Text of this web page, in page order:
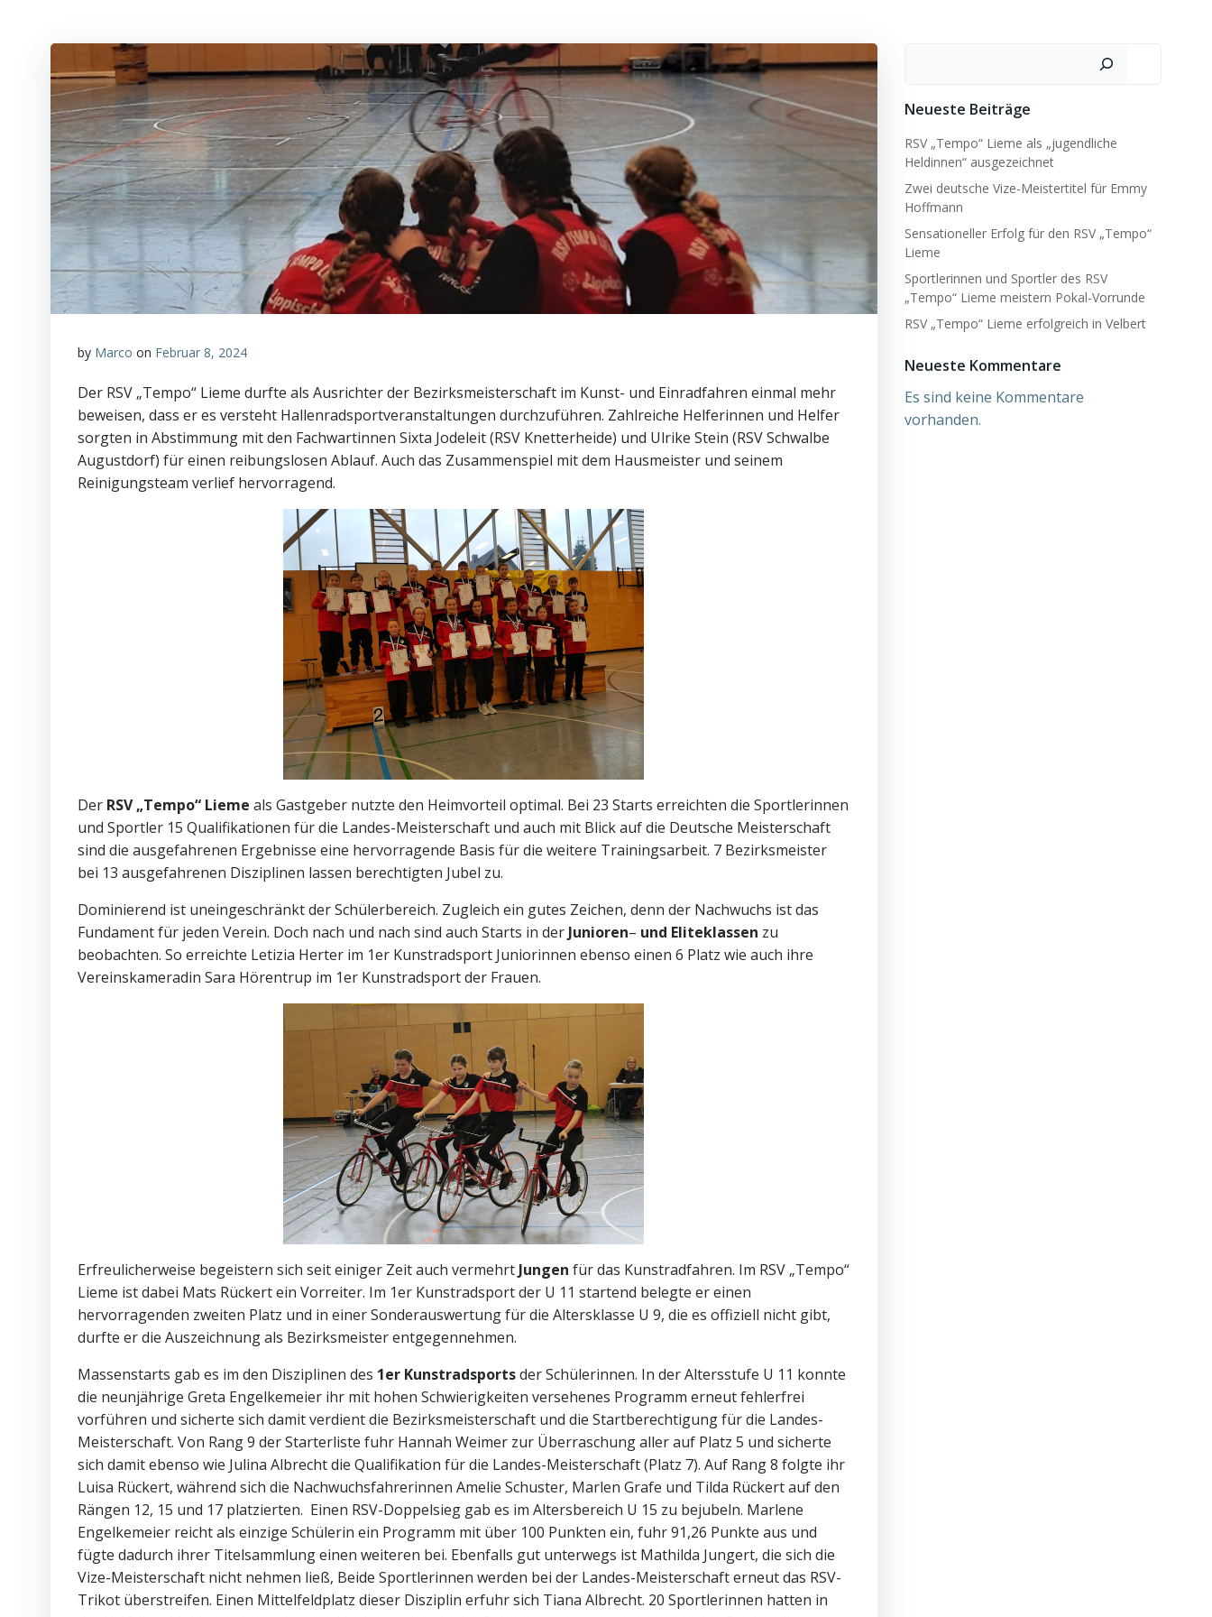
by Marco on Februar 8, 2024
Der RSV „Tempo“ Lieme durfte als Ausrichter der Bezirksmeisterschaft im Kunst- und Einradfahren einmal mehr
beweisen, dass er es versteht Hallenradsportveranstaltungen durchzuführen. Zahlreiche Helferinnen und Helfer
sorgten in Abstimmung mit den Fachwartinnen Sixta Jodeleit (RSV Knetterheide) und Ulrike Stein (RSV Schwalbe
Augustdorf) für einen reibungslosen Ablauf. Auch das Zusammenspiel mit dem Hausmeister und seinem
Reinigungsteam verlief hervorragend.
Der RSV „Tempo“ Lieme als Gastgeber nutzte den Heimvorteil optimal. Bei 23 Starts erreichten die Sportlerinnen
und Sportler 15 Qualifikationen für die Landes-Meisterschaft und auch mit Blick auf die Deutsche Meisterschaft
sind die ausgefahrenen Ergebnisse eine hervorragende Basis für die weitere Trainingsarbeit. 7 Bezirksmeister
bei 13 ausgefahrenen Disziplinen lassen berechtigten Jubel zu.
Dominierend ist uneingeschränkt der Schülerbereich. Zugleich ein gutes Zeichen, denn der Nachwuchs ist das
Fundament für jeden Verein. Doch nach und nach sind auch Starts in der Junioren– und Eliteklassen zu
beobachten. So erreichte Letizia Herter im 1er Kunstradsport Juniorinnen ebenso einen 6 Platz wie auch ihre
Vereinskameradin Sara Hörentrup im 1er Kunstradsport der Frauen.
Erfreulicherweise begeistern sich seit einiger Zeit auch vermehrt Jungen für das Kunstradfahren. Im RSV „Tempo“
Lieme ist dabei Mats Rückert ein Vorreiter. Im 1er Kunstradsport der U 11 startend belegte er einen
hervorragenden zweiten Platz und in einer Sonderauswertung für die Altersklasse U 9, die es offiziell nicht gibt,
durfte er die Auszeichnung als Bezirksmeister entgegennehmen.
Massenstarts gab es im den Disziplinen des 1er Kunstradsportsder Schülerinnen. In der Altersstufe U 11 konnte
die neunjährige Greta Engelkemeier ihr mit hohen Schwierigkeiten versehenes Programm erneut fehlerfrei
vorführen und sicherte sich damit verdient die Bezirksmeisterschaft und die Startberechtigung für die Landes-
Meisterschaft. Von Rang 9 der Starterliste fuhr Hannah Weimer zur Überraschung aller auf Platz 5 und sicherte
sich damit ebenso wie Julina Albrecht die Qualifikation für die Landes-Meisterschaft (Platz 7). Auf Rang 8 folgte ihr
Luisa Rückert, während sich die Nachwuchsfahrerinnen Amelie Schuster, Marlen Grafe und Tilda Rückert auf den
Rängen 12, 15 und 17 platzierten. Einen RSV-Doppelsieg gab es im Altersbereich U 15 zu bejubeln. Marlene
Engelkemeier reicht als einzige Schülerin ein Programm mit über 100 Punkten ein, fuhr 91,26 Punkte aus und
fügte dadurch ihrer Titelsammlung einen weiteren bei. Ebenfalls gut unterwegs ist Mathilda Jungert, die sich die
Vize-Meisterschaft nicht nehmen ließ, Beide Sportlerinnen werden bei der Landes-Meisterschaft erneut das RSV-
Trikot überstreifen. Einen Mittelfeldplatz dieser Disziplin erfuhr sich Tiana Albrecht. 20 Sportlerinnen hatten in
Neueste Beiträge
RSV „Tempo“ Lieme als „jugendliche
Heldinnen“ ausgezeichnet
Zwei deutsche Vize-Meistertitel für Emmy
Hoffmann
Sensationeller Erfolg für den RSV „Tempo“
Lieme
Sportlerinnen und Sportler des RSV
„Tempo“ Lieme meistern Pokal-Vorrunde
RSV „Tempo“ Lieme erfolgreich in Velbert
Neueste Kommentare
Es sind keine Kommentare
vorhanden.